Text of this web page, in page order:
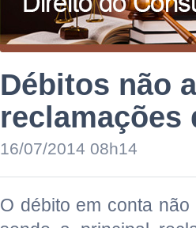
Débitos não
reclamações
16/07/2014 08h14
O débito em conta